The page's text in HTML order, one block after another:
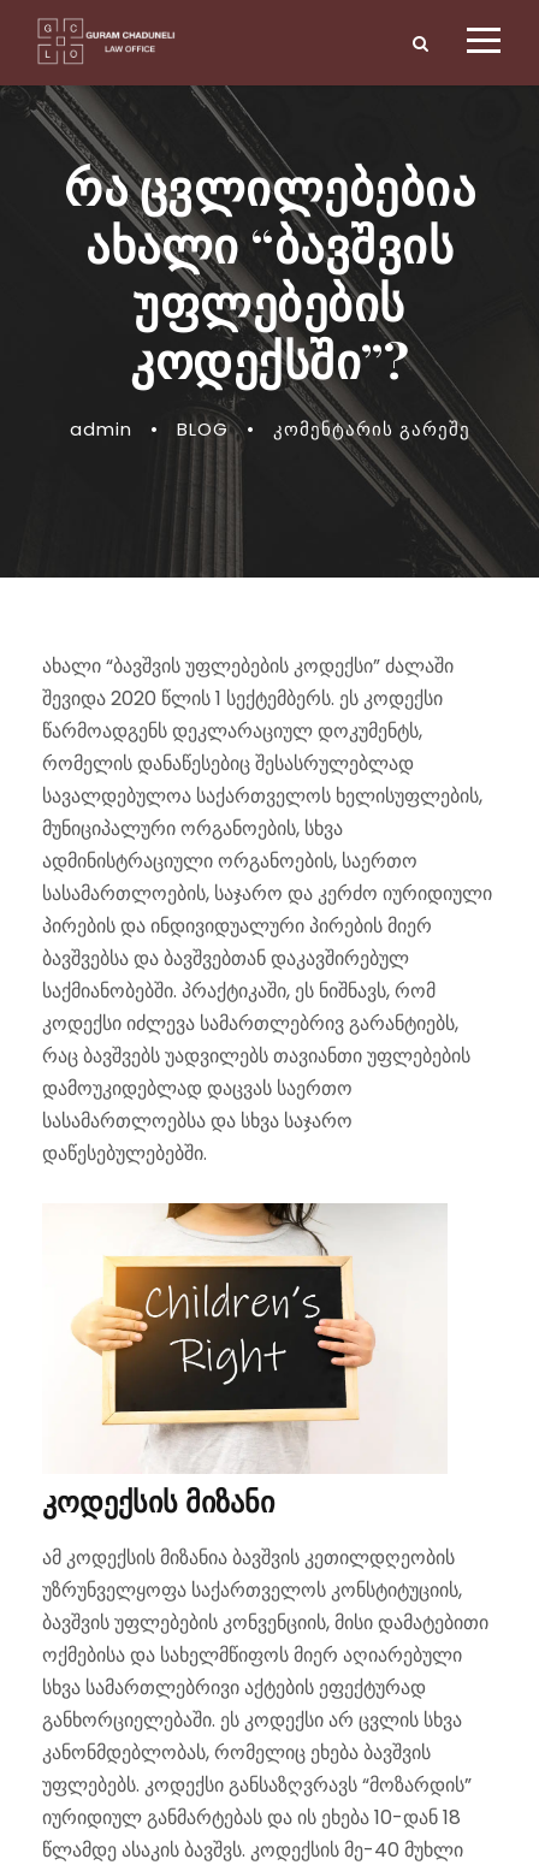
რა ცვლილებებია
ახალი “ბავშვის
უფლებების
კოდექსში”?
admin • BLOG • კომენტარის გარეშე
ახალი “ბავშვის უფლებების კოდექსი” ძალაში
შევიდა 2020 წლის 1 სექტემბერს. ეს კოდექსი
წარმოადგენს დეკლარაციულ დოკუმენტს,
რომელის დანაწესებიც შესასრულებლად
სავალდებულოა საქართველოს ხელისუფლების,
მუნიციპალური ორგანოების, სხვა
ადმინისტრაციული ორგანოების, საერთო
სასამართლოების, საჯარო და კერძო იურიდიული
პირების და ინდივიდუალური პირების მიერ
ბავშვებსა და ბავშვებთან დაკავშირებულ
საქმიანობებში. პრაქტიკაში, ეს ნიშნავს, რომ
კოდექსი იძლევა სამართლებრივ გარანტიებს,
რაც ბავშვებს უადვილებს თავიანთი უფლებების
დამოუკიდებლად დაცვას საერთო
სასამართლოებსა და სხვა საჯარო
დაწესებულებებში.
კოდექსის მიზანი
ამ კოდექსის მიზანია ბავშვის კეთილდღეობის
უზრუნველყოფა საქართველოს კონსტიტუციის,
ბავშვის უფლებების კონვენციის, მისი დამატებითი
ოქმებისა და სახელმწიფოს მიერ აღიარებული
სხვა სამართლებრივი აქტების ეფექტურად
განხორციელებაში. ეს კოდექსი არ ცვლის სხვა
კანონმდებლობას, რომელიც ეხება ბავშვის
უფლებებს. კოდექსი განსაზღვრავს “მოზარდის”
იურიდიულ განმარტებას და ის ეხება 10-დან 18
წლამდე ასაკის ბავშვს. კოდექსის მე-40 მუხლი